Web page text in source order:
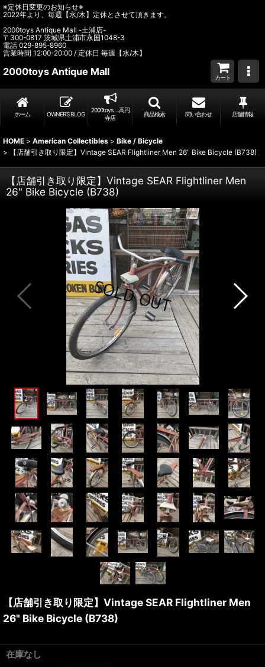
※定休日変更のお知らせ※
2022年より、毎週【水/木】定休とさせて頂きます。
2000toys Antique Mall -土浦店-
〒300-0817 茨城県土浦市永国1048-3
電話 029-895-8960
営業時間 12:00-20:00 / 定休日 毎週【水/木】
2000toys Antique Mall
カート
ホーム OWNER’S BLOG
2000toys.....高円
寺店
商品検索 問い合わせ 店舗情報
HOME > American Collectibles > Bike / Bicycle
>
【店舗引き取り限定】Vintage SEAR Flightliner Men 26" Bike Bicycle (B738)
【店舗引き取り限定】Vintage SEAR Flightliner Men
26" Bike Bicycle (B738)
【店舗引き取り限定】Vintage SEAR Flightliner Men
26" Bike Bicycle (B738)
在庫なし